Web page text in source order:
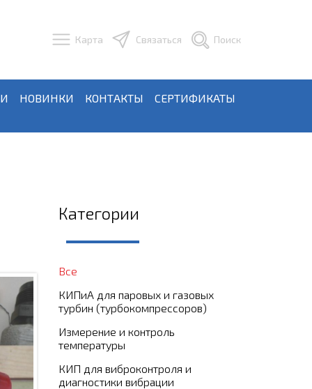
Карта Связаться Поиск
НОВИНКИ КОНТАКТЫ СЕРТИФИКАТЫ
Категории
Все
КИПиА для паровых и газовых
турбин (турбокомпрессоров)
Измерение и контроль
температуры
КИП для виброконтроля и
диагностики вибрации